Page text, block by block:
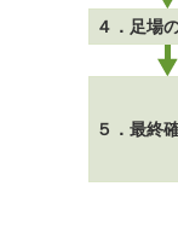
４．足場
５．最終